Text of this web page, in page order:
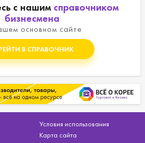
с нашим справочником
бизнесмена
основном сайте
В СПРАВОЧНИК
Условия использования
Карта сайта